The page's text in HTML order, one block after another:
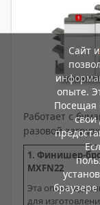
Работает с
разовой
1. Финишер-
MXFN22
Эта опция
для
Сайт
опыте.
Посещая